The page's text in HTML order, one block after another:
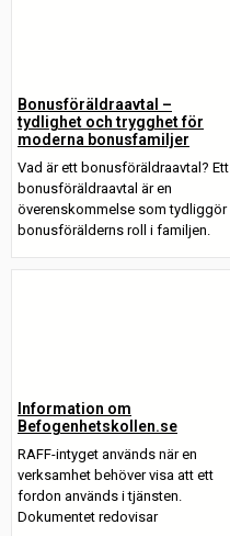
Bonusföräldraavtal –
tydlighet och trygghet för
moderna bonusfamiljer
Vad är ett bonusföräldraavtal? Ett
bonusföräldraavtal är en
överenskommelse som tydliggör
bonusförälderns roll i familjen.
Information om
Befogenhetskollen.se
RAFF-intyget används när en
verksamhet behöver visa att ett
fordon används i tjänsten.
Dokumentet redovisar